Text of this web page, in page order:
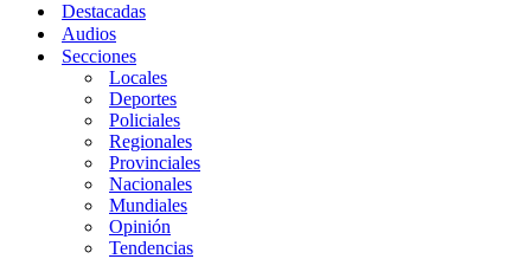
Destacadas
Audios
Secciones
Locales
Deportes
Policiales
Regionales
Provinciales
Nacionales
Mundiales
Opinión
Tendencias